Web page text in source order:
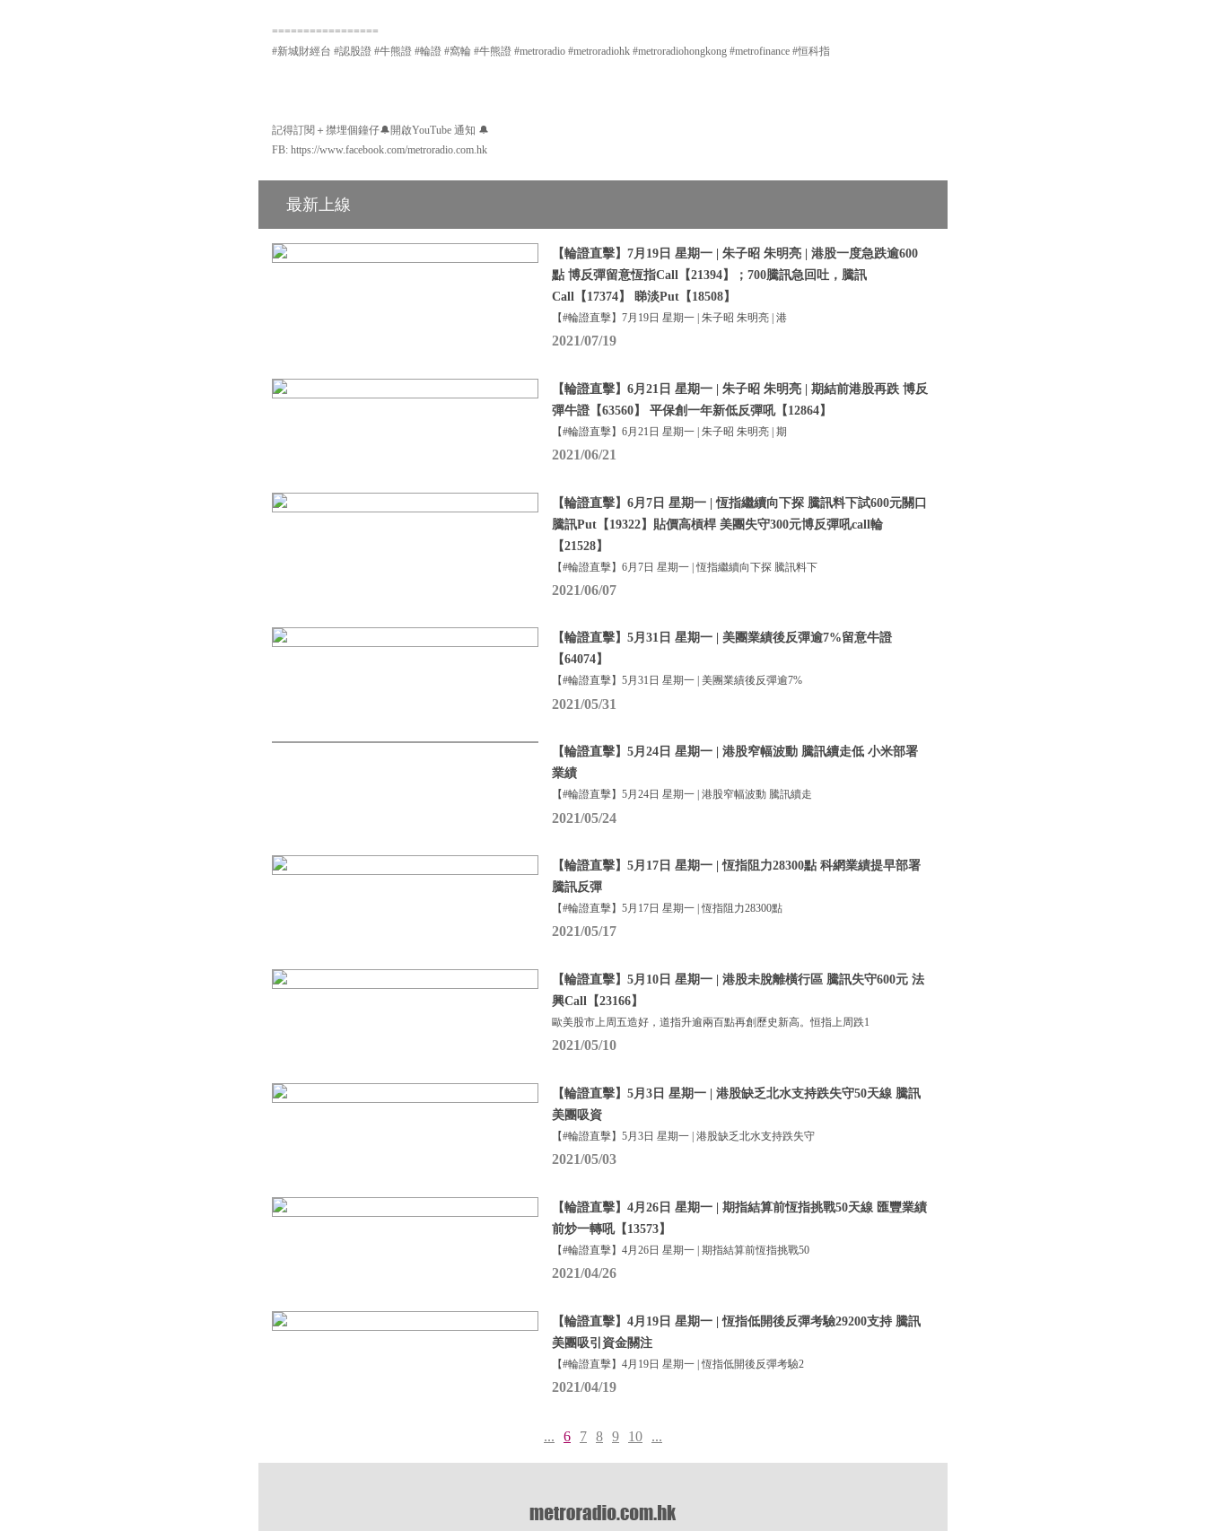
=================
#新城財經台 #認股證 #牛熊證 #輪證 #窩輪 #牛熊證 #metroradio #metroradiohk #metroradiohongkong #metrofinance #恒科指
記得訂閱＋㩒埋個鐘仔🔔開啟YouTube 通知 🔔
FB: https://www.facebook.com/metroradio.com.hk
最新上線
【輪證直擊】7月19日 星期一 | 朱子昭 朱明亮 | 港股一度急跌逾600
點 博反彈留意恆指Call【21394】；700騰訊急回吐，騰訊
Call【17374】 睇淡Put【18508】
【#輪證直擊】7月19日 星期一 | 朱子昭 朱明亮 | 港
2021/07/19
【輪證直擊】6月21日 星期一 | 朱子昭 朱明亮 | 期結前港股再跌 博反
彈牛證【63560】 平保創一年新低反彈吼【12864】
【#輪證直擊】6月21日 星期一 | 朱子昭 朱明亮 | 期
2021/06/21
【輪證直擊】6月7日 星期一 | 恆指繼續向下探 騰訊料下試600元關口
騰訊Put【19322】貼價高槓桿 美團失守300元博反彈吼call輪
【21528】
【#輪證直擊】6月7日 星期一 | 恆指繼續向下探 騰訊料下
2021/06/07
【輪證直擊】5月31日 星期一 | 美團業績後反彈逾7%留意牛證
【64074】
【#輪證直擊】5月31日 星期一 | 美團業績後反彈逾7%
2021/05/31
【輪證直擊】5月24日 星期一 | 港股窄幅波動 騰訊續走低 小米部署
業績
【#輪證直擊】5月24日 星期一 | 港股窄幅波動 騰訊續走
2021/05/24
【輪證直擊】5月17日 星期一 | 恆指阻力28300點 科網業績提早部署
騰訊反彈
【#輪證直擊】5月17日 星期一 | 恆指阻力28300點
2021/05/17
【輪證直擊】5月10日 星期一 | 港股未脫離橫行區 騰訊失守600元 法
興Call【23166】
歐美股市上周五造好，道指升逾兩百點再創歷史新高。恒指上周跌1
2021/05/10
【輪證直擊】5月3日 星期一 | 港股缺乏北水支持跌失守50天線 騰訊
美團吸資
【#輪證直擊】5月3日 星期一 | 港股缺乏北水支持跌失守
2021/05/03
【輪證直擊】4月26日 星期一 | 期指結算前恆指挑戰50天線 匯豐業績
前炒一轉吼【13573】
【#輪證直擊】4月26日 星期一 | 期指結算前恆指挑戰50
2021/04/26
【輪證直擊】4月19日 星期一 | 恆指低開後反彈考驗29200支持 騰訊
美團吸引資金關注
【#輪證直擊】4月19日 星期一 | 恆指低開後反彈考驗2
2021/04/19
... 6 7 8 9 10 ...